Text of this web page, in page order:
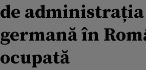
de
germană în
ocupată